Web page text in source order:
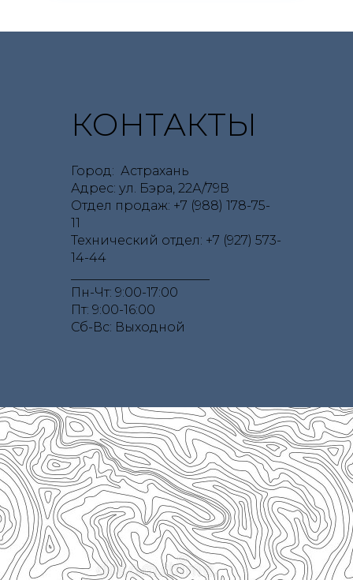
КОНТАКТЫ
Город: Астрахань
Адрес: ул. Бэра, 22А/79В
Отдел продаж: +7 (988) 178-75-
11
Технический отдел: +7 (927) 573-
14-44
Пн-Чт: 9:00-17:00
Пт: 9:00-16:00
Сб-Вс: Выходной